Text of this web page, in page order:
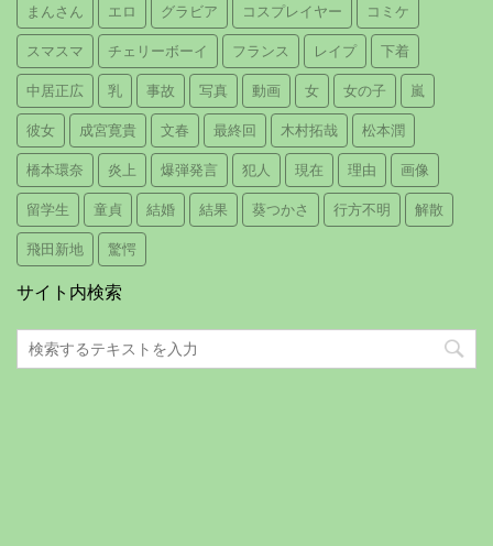
まんさん エロ グラビア コスプレイヤー コミケ
スマスマ チェリーボーイ フランス レイプ 下着
中居正広 乳 事故 写真 動画 女 女の子 嵐
彼女 成宮寛貴 文春 最終回 木村拓哉 松本潤
橋本環奈 炎上 爆弾発言 犯人 現在 理由 画像
留学生 童貞 結婚 結果 葵つかさ 行方不明 解散
飛田新地 驚愕
サイト内検索